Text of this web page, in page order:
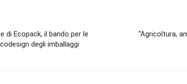
di Ecopack, il bando per le
degli imballaggi
“Agricoltura,